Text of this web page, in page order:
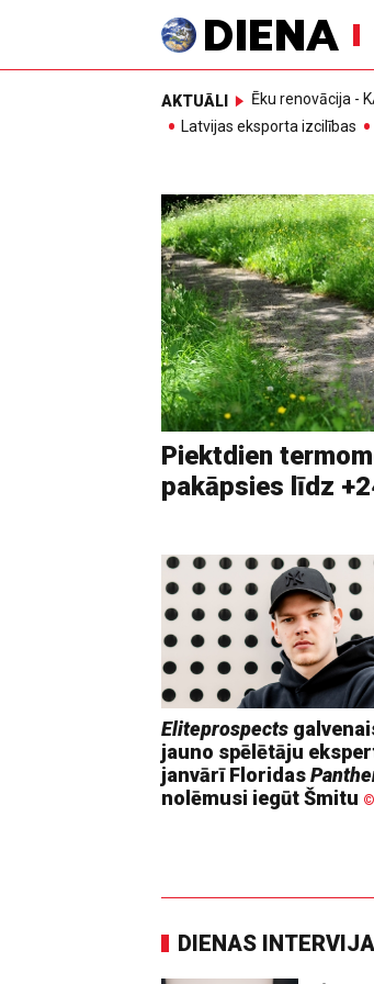
AKTUĀLI Ēku renovācija -
Latvijas eksporta izcilības
Piektdien
pakāpsies līdz
Eliteprospects
jauno spēlētāju
janvārī Floridas
nolēmusi iegūt Šmitu ©
DIENAS